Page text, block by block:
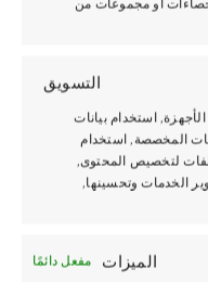
التسويق
استخدام بيانات
المخصصة, استخدام
لتخصيص المحتوى,
الخدمات وتحسينها,
الميزات مفعل دائمًا